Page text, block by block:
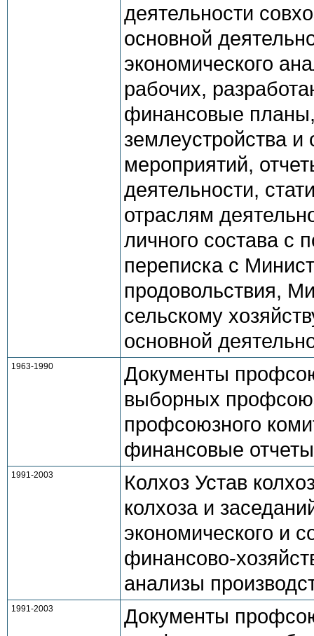
деятельности
основной
экономического
рабочих,
финансовые планы,
землеустройства и
мероприятий,
деятельности,
отраслям
личного состава с
переписка с
продовольствия,
сельскому
основной
1963-1990
Документы
выборных
профсоюзного
финансовые
1991-2003
Колхоз Устав
колхоза и
экономического и
финансово-
анализы
1991-2003
Документы